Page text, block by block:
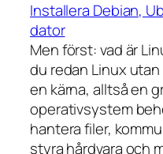
Installera Debian,
dator
Men först: vad är
du redan Linux
en kärna, alltså en
operativsystem
hantera filer,
styra hårdvara och